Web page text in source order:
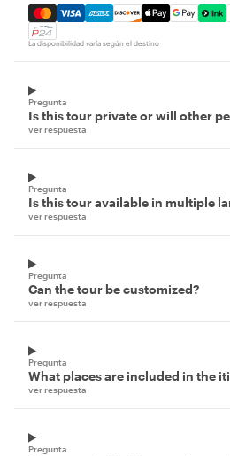
Mastercard, Visa, Amex,
La disponibilidad varía según el destino
Pregunta
Is this tour private or will other
ver respuesta
Pregunta
Is this tour available in multiple
ver respuesta
Pregunta
Can the tour be customized?
ver respuesta
Pregunta
What places are included in the
ver respuesta
Pregunta